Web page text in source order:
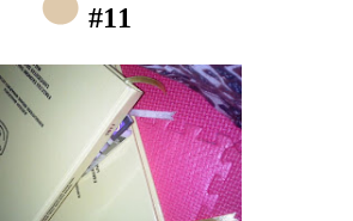
#11